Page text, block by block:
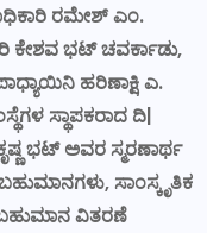
ರಮೇಶ್ ಎಂ.
ಭಟ್ ಚವರ್ಕಾಡು,
ಹರಿಣಾಕ್ಷಿ ಎ.
ಸ್ಥಾಪಕರಾದ ದಿ|
ಭಟ್ ಅವರ ಸ್ಮರಣಾರ್ಥ
ಸಾಂಸ್ಕೃತಿಕ
ಬಹುಮಾನ ವಿತರಣೆ